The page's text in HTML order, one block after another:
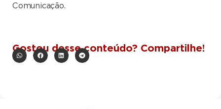
Comunicação.
Gostou desse conteúdo? Compartilhe!